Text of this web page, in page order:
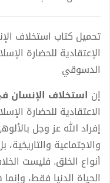
تحميل كتاب استخلاف
الدسوقي
إن اﺳﺘﺨﻼف اﻹﻧﺴﺎن
اﻻﻋﺘﻘﺎدﻳﺔ ﻟﻠﺤﻀﺎرة
إﻓﺮاد ﷲ ﻋﺰ وﺟﻞ
واﻻﺟﺘﻤﺎﻋﯿﺔ